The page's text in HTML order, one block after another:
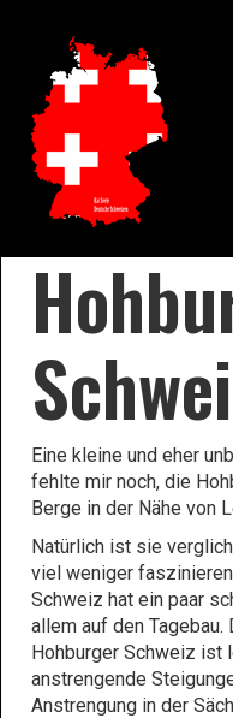
Eine kleine und eher
fehlte mir noch, die
Berge in der Nähe von
Natürlich ist sie
viel weniger
Schweiz hat ein paar
allem auf den Tagebau.
Hohburger Schweiz ist
anstrengende
Anstrengung in der